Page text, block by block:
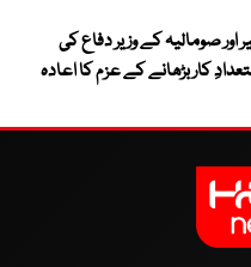
صومالیہ کے وزیر دفاع کی
کار بڑھانے کے عزم کا اعادہ